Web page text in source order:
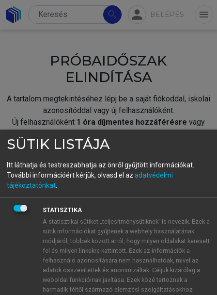
search person BELÉPÉS menu
PRÓBAIDŐSZAK
ELINDÍTÁSA
A tartalom megtekintéséhez lépj be a saját fiókoddal, iskolai
azonosítóddal vagy új felhasználóként.
Új felhasználóként 1 óra díjmentes hozzáférésre vagy
fiókoddal,vagy hozz létre új fiókot.
A regisztráció után apróbaidőszakautomatikusan
BELÉPÉS SAJÁT FIÓKKAL
ÚJ FIÓK LÉTREHOZÁSA
1 óra díjmentes hozzáférés
E-MAIL-CÍM
SÜTIK LISTÁJA
Itt láthatja és testreszabhatja az önről gyűjtött információkat.
További információért kérjük, olvasd el az adatvédelmi
tájékoztatónkat
STATISZTIKA
A statisztikai sütiket „teljesítménysütiknek” is nevezik. Ezek a
sütik információkat gyűjtenek a webhely használatának
módjáról, többek között arról, hogy milyen oldalakat keresett
fel és milyen linkekre kattintott. Ezek az információk a
felhasználó azonosítására nem használhatóak, mivel az
adatok összesítettek és anonimizáltak. Céljuk kizárólag a
weboldal funkcióinak javítása. Ezek közé tartoznak a
harmadik féltől származó elemzési szolgáltatásokhoz